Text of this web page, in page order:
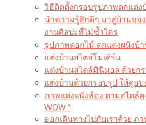
วิธีติดตั้งกรอบรูปภาพตกแต่ง
นำความรู้สึกดีๆ มาสู่บ้านขอ
งานศิลปะที่ไม่ซ้ำใคร
รูปภาพดอกไม้ ตกแต่งผนังบ้
แต่งบ้านสไตล์โมเดิร์น
แต่งบ้านสไตล์มินิมอล ด้วยก
แต่งบ้านด้วยกรอบรูป ให้ดูอ
ภาพแต่งผนังห้อง ตามสไตล์
WOW “
ออกเดินทางไปกับเราด้วย ภ